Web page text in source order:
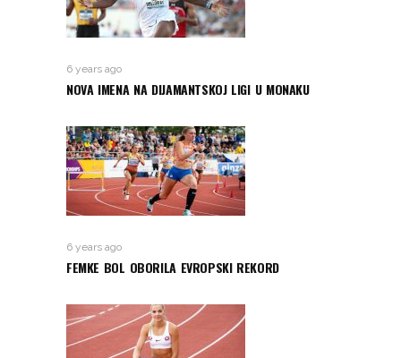
6 years ago
NOVA IMENA NA DIJAMANTSKOJ LIGI U MONAKU
6 years ago
FEMKE BOL OBORILA EVROPSKI REKORD